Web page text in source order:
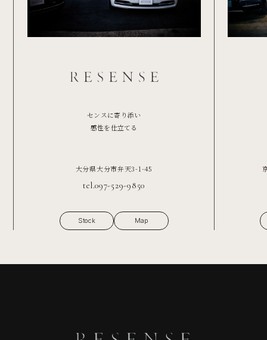
センスに寄り添い
感性を仕立てる
大分県大分市弁天3-1-45
tel.097-529-9850
Stock Map